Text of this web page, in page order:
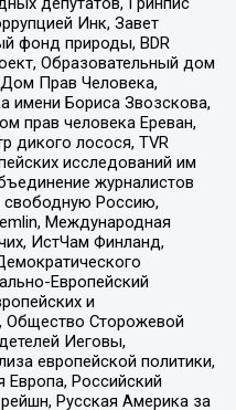
Инк, Завет
фонд природы, BDR
Образовательный дом
Прав Человека,
имени Бориса Звозскова,
прав человека Ереван,
дикого лосося, TVR
исследований им
журналистов
свободную Россию,
Международная
ИстЧам Финланд,
Европейский
и
Общество Сторожевой
Иеговы,
европейской политики,
Европа, Российский
Русская Америка за